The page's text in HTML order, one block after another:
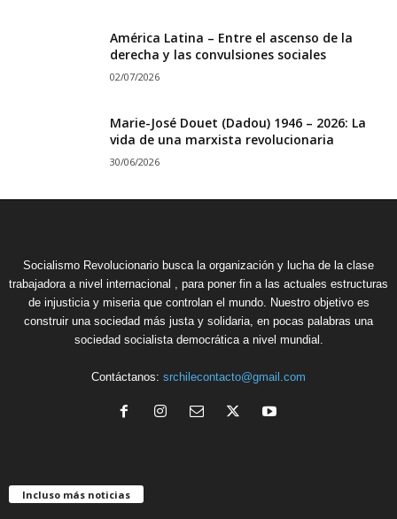
América Latina – Entre el ascenso de la
derecha y las convulsiones sociales
02/07/2026
Marie-José Douet (Dadou) 1946 – 2026: La
vida de una marxista revolucionaria
30/06/2026
Socialismo Revolucionario busca la organización y lucha de la clase
trabajadora a nivel internacional , para poner fin a las actuales estructuras
de injusticia y miseria que controlan el mundo. Nuestro objetivo es
construir una sociedad más justa y solidaria, en pocas palabras una
sociedad socialista democrática a nivel mundial.
Contáctanos: srchilecontacto@gmail.com
Incluso más noticias